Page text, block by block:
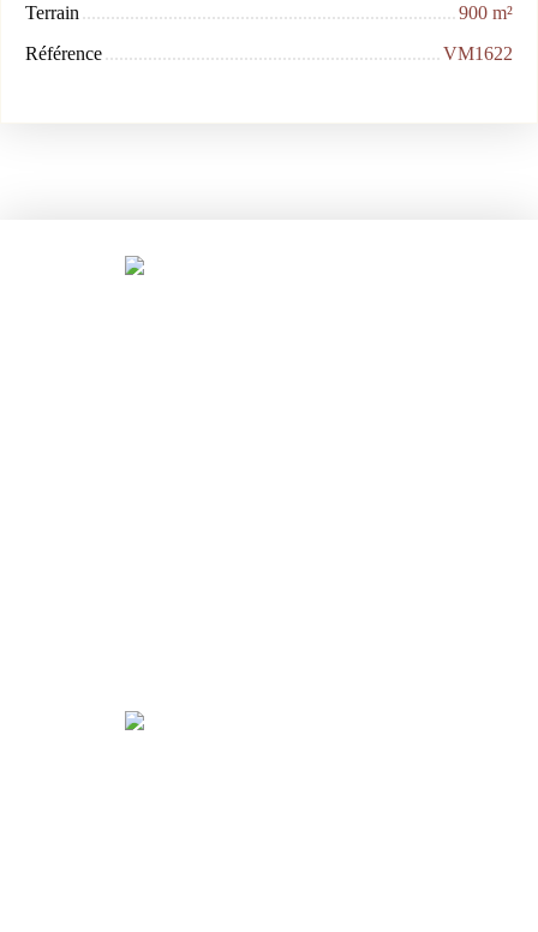
Terrain
900 m²
Référence
VM1622